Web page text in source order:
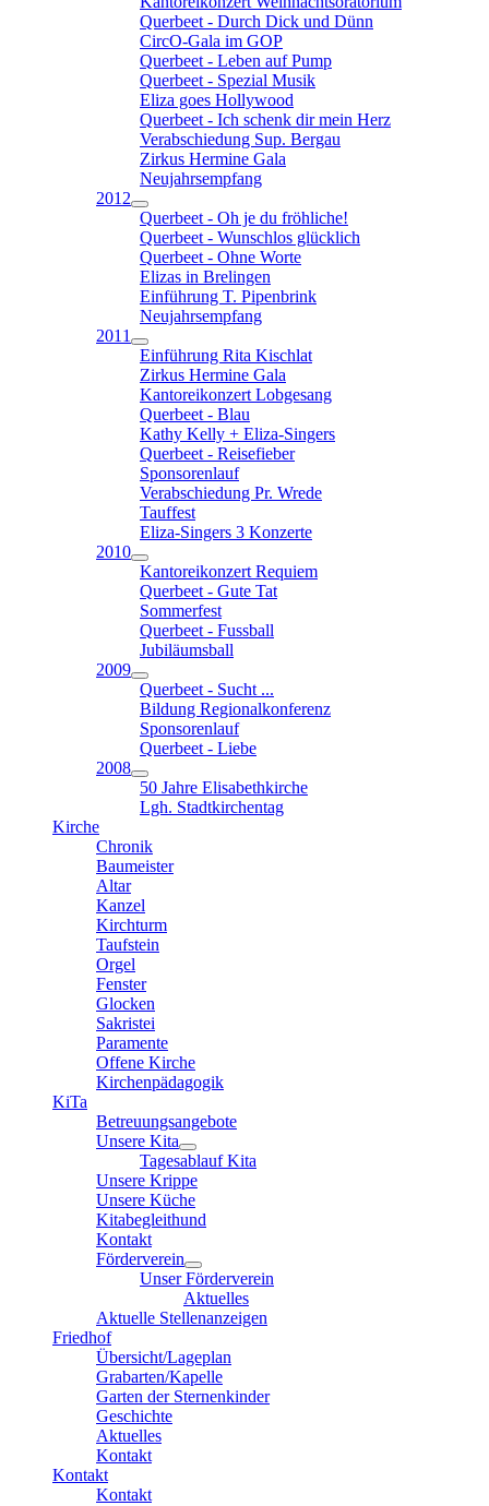
Querbeet - Durch Dick und Dünn
CircO-Gala im GOP
Querbeet - Leben auf Pump
Querbeet - Spezial Musik
Eliza goes Hollywood
Querbeet - Ich schenk dir mein Herz
Verabschiedung Sup. Bergau
Zirkus Hermine Gala
Neujahrsempfang
2012
Querbeet - Oh je du fröhliche!
Querbeet - Wunschlos glücklich
Querbeet - Ohne Worte
Elizas in Brelingen
Einführung T. Pipenbrink
Neujahrsempfang
2011
Einführung Rita Kischlat
Zirkus Hermine Gala
Kantoreikonzert Lobgesang
Querbeet - Blau
Kathy Kelly + Eliza-Singers
Querbeet - Reisefieber
Sponsorenlauf
Verabschiedung Pr. Wrede
Tauffest
Eliza-Singers 3 Konzerte
2010
Kantoreikonzert Requiem
Querbeet - Gute Tat
Sommerfest
Querbeet - Fussball
Jubiläumsball
2009
Querbeet - Sucht ...
Bildung Regionalkonferenz
Sponsorenlauf
Querbeet - Liebe
2008
50 Jahre Elisabethkirche
Lgh. Stadtkirchentag
Kirche
Chronik
Baumeister
Altar
Kanzel
Kirchturm
Taufstein
Orgel
Fenster
Glocken
Sakristei
Paramente
Offene Kirche
Kirchenpädagogik
KiTa
Betreuungsangebote
Unsere Kita
Tagesablauf Kita
Unsere Krippe
Unsere Küche
Kitabegleithund
Kontakt
Förderverein
Unser Förderverein
Aktuelles
Aktuelle Stellenanzeigen
Friedhof
Übersicht/Lageplan
Grabarten/Kapelle
Garten der Sternenkinder
Geschichte
Aktuelles
Kontakt
Kontakt
Kontakt